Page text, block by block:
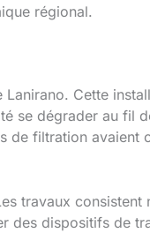
régional.
Cette
se dégrader au fil
de filtration avaient
travaux consistent
des dispositifs de